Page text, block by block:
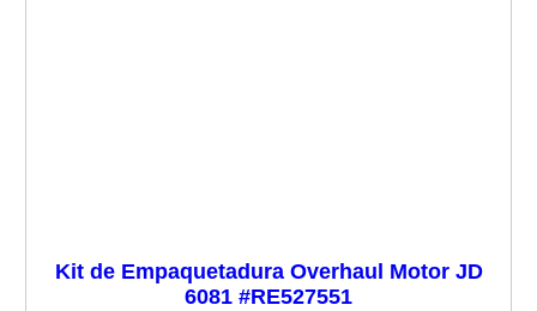
Kit de Empaquetadura Overhaul Motor JD
6081 #RE527551